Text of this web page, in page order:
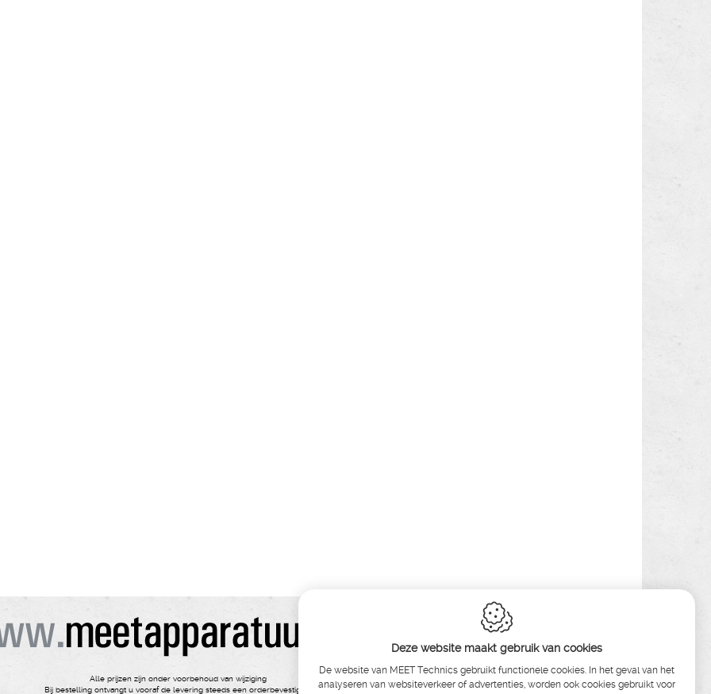
Alle prijzen zijn onder voorbehoud van wijziging
Bij bestelling ontvangt u vooraf de levering steeds een orderbevestiging
Deze website maakt gebruik van cookies
De website van MEET Technics gebruikt functionele cookies. In het geval van het
analyseren van websiteverkeer of advertenties, worden ook cookies gebruikt voor